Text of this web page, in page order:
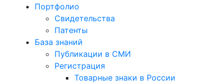
Портфолио
Свидетельства
Патенты
База знаний
Публикации в СМИ
Регистрация
Товарные знаки в России